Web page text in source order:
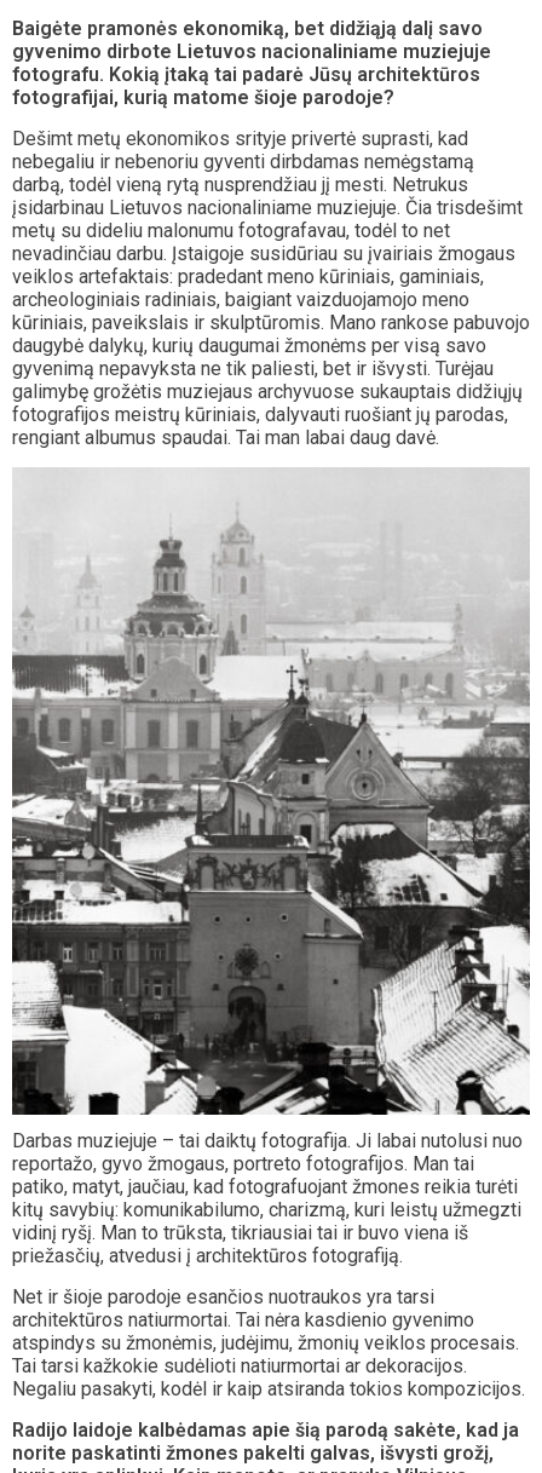
Baigėte pramonės ekonomiką, bet didžiąją dalį savo
gyvenimo dirbote Lietuvos nacionaliniame muziejuje
fotografu. Kokią įtaką tai padarė Jūsų architektūros
fotografijai, kurią matome šioje parodoje?
Dešimt metų ekonomikos srityje privertė suprasti, kad
nebegaliu ir nebenoriu gyventi dirbdamas nemėgstamą
darbą, todėl vieną rytą nusprendžiau jį mesti. Netrukus
įsidarbinau Lietuvos nacionaliniame muziejuje. Čia trisdešimt
metų su dideliu malonumu fotografavau, todėl to net
nevadinčiau darbu. Įstaigoje susidūriau su įvairiais žmogaus
veiklos artefaktais: pradedant meno kūriniais, gaminiais,
archeologiniais radiniais, baigiant vaizduojamojo meno
kūriniais, paveikslais ir skulptūromis. Mano rankose pabuvojo
daugybė dalykų, kurių daugumai žmonėms per visą savo
gyvenimą nepavyksta ne tik paliesti, bet ir išvysti. Turėjau
galimybę grožėtis muziejaus archyvuose sukauptais didžiųjų
fotografijos meistrų kūriniais, dalyvauti ruošiant jų parodas,
rengiant albumus spaudai. Tai man labai daug davė.
Darbas muziejuje – tai daiktų fotografija. Ji labai nutolusi nuo
reportažo, gyvo žmogaus, portreto fotografijos. Man tai
patiko, matyt, jaučiau, kad fotografuojant žmones reikia turėti
kitų savybių: komunikabilumo, charizmą, kuri leistų užmegzti
vidinį ryšį. Man to trūksta, tikriausiai tai ir buvo viena iš
priežasčių, atvedusi į architektūros fotografiją.
Net ir šioje parodoje esančios nuotraukos yra tarsi
architektūros natiurmortai. Tai nėra kasdienio gyvenimo
atspindys su žmonėmis, judėjimu, žmonių veiklos procesais.
Tai tarsi kažkokie sudėlioti natiurmortai ar dekoracijos.
Negaliu pasakyti, kodėl ir kaip atsiranda tokios kompozicijos.
Radijo laidoje kalbėdamas apie šią parodą sakėte, kad ja
norite paskatinti žmones pakelti galvas, išvysti grožį,